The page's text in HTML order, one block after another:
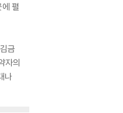
펼
금
자의
나